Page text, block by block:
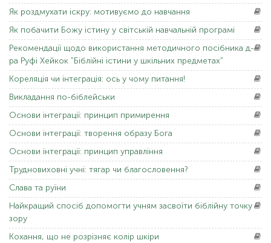
Як роздмухати іскру: мотивуємо до навчання
Як побачити Божу істину у світській навчальній програмі
Рекомендації щодо використання методичного посібника д-
ра Руфі Хейкок "Біблійні істини у шкільних предметах"
Кореляція чи інтеграція: ось у чому питання!
Викладання по-біблейськи
Основи інтеграції: принцип примирення
Основи інтеграції: творення образу Бога
Основи інтеграції: принцип управління
Трудновиховні учні: тягар чи благословення?
Слава та руїни
Найкращий спосіб допомогти учням засвоїти біблійну точку
зору
Кохання, що не розрізняє колір шкіри